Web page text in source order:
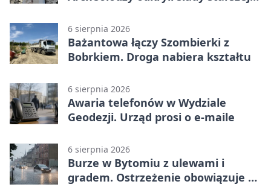
6 sierpnia 2026
Bażantowa łączy Szombierki z
Bobrkiem. Droga nabiera kształtu
6 sierpnia 2026
Awaria telefonów w Wydziale
Geodezji. Urząd prosi o e-maile
6 sierpnia 2026
Burze w Bytomiu z ulewami i
gradem. Ostrzeżenie obowiązuje do